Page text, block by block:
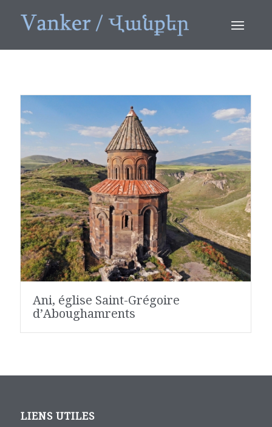
Ani, église Saint-Grégoire
d’Aboughamrents
LIENS UTILES